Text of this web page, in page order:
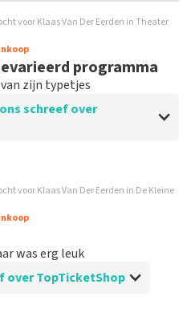
voor Klaas Van Der Eerden in Theater
programma
zijn typetjes
schreef over
over
voor Klaas Van Der Eerden in De Kleine
was erg leuk
over TopTicketShop